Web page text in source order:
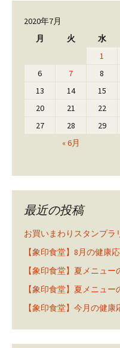
2020年7月
月
火 水
« 6月
1
6
7 8
13
14 15
20
21 22
27
28 29
最近の投稿
お買いまわりスタンプラ
【象印食堂】8月の健康
【象印食堂】夏メニュ
【象印食堂】夏メニュ
【象印食堂】今月の健康